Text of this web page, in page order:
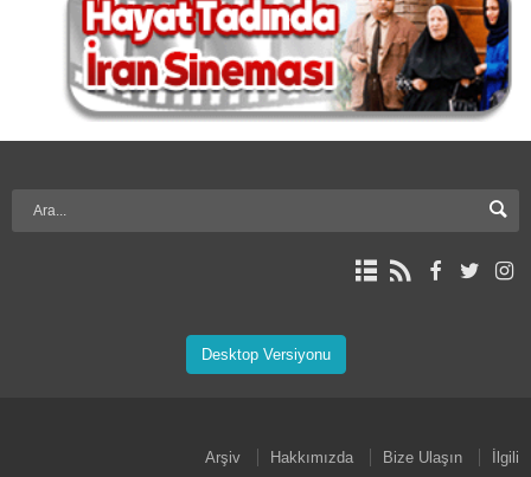
Desktop Versiyonu
Arşiv Hakkımızda Bize Ulaşın İlgili